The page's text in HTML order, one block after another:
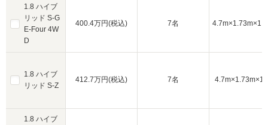
1.8 ハイブ
リッド S-G
E-Four 4W
D
1.8 ハイブ
リッド S-Z
1.8 ハイブ
400.4万円(税込) 7名
412.7万円(税込) 7名